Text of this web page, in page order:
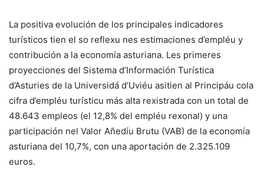
La positiva evolución de los principales indicadores
turísticos tien el so reflexu nes estimaciones d’empléu y
contribución a la economía asturiana. Les primeres
proyecciones del Sistema d’Información Turística
d’Asturies de la Universidá d’Uviéu asitien al Principáu cola
cifra d’empléu turísticu más alta rexistrada con un total de
48.643 empleos (el 12,8% del empléu rexonal) y una
participación nel Valor Añedíu Brutu (VAB) de la economía
asturiana del 10,7%, con una aportación de 2.325.109
euros.